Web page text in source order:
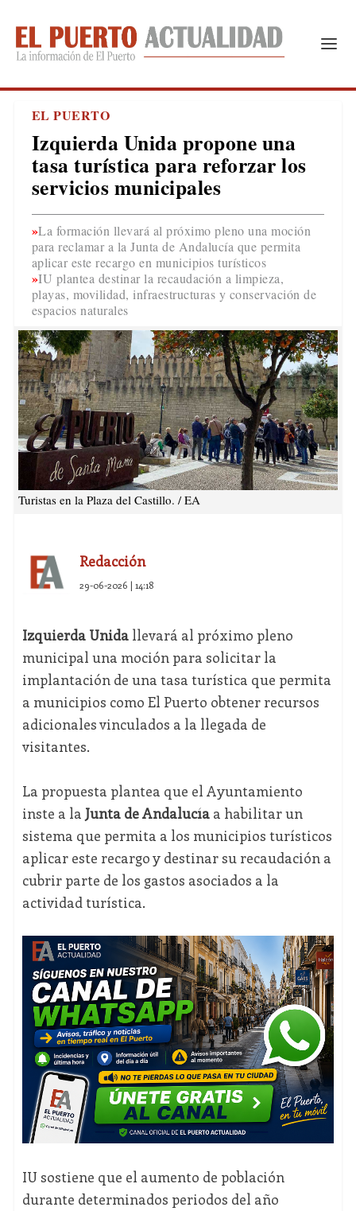
EL PUERTO
Izquierda Unida propone una
tasa turística para reforzar los
servicios municipales
La formación llevará al próximo pleno una moción
para reclamar a la Junta de Andalucía que permita
aplicar este recargo en municipios turísticos
IU plantea destinar la recaudación a limpieza,
playas, movilidad, infraestructuras y conservación de
espacios naturales
Turistas en la Plaza del Castillo. / EA
Redacción
29-06-2026 | 14:18
Izquierda Unidallevará al próximo pleno
municipal una moción para solicitar la
implantación de una tasa turística que permita
a municipios como El Puerto obtener recursos
adicionales vinculados a la llegada de
visitantes.
La propuesta plantea que el Ayuntamiento
inste a la Junta de Andalucíaa habilitar un
sistema que permita a los municipios turísticos
aplicar este recargo y destinar su recaudación a
cubrir parte de los gastos asociados a la
actividad turística.
IU sostiene que el aumento de población
durante determinados periodos del año